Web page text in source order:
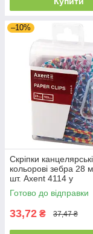
–10%
Скріпки канцелярські
кольорові зебра 28
шт. Axent 4114 у
пластиковому
Готово до відправки
33,72 ₴ 37,47 ₴